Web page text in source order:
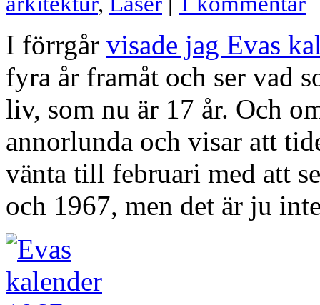
I förrgår visade jag Evas
fyra år framåt och ser vad
liv, som nu är 17 år. Och
annorlunda och visar att
vänta till februari med att
och 1967, men det är ju